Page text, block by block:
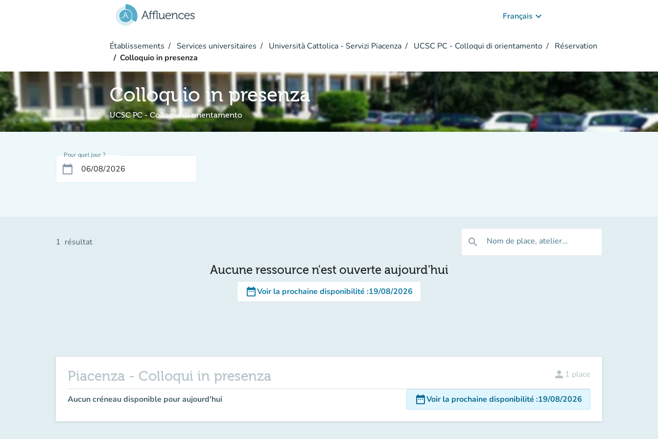
Français keyboard_arrow_down
Établissements Services universitaires Università Cattolica - Servizi Piacenza UCSC PC - Colloqui di orientamento
Réservation
Colloquio in presenza
Colloquio in presenza
UCSC PC - Colloqui di orientamento
Pour quel jour ?
calendar_today
1 résultat search Nom de place, atelier...
Aucune ressource n'est ouverte aujourd'hui
date_rangeVoir la prochaine disponibilité :19/08/2026
Piacenza - Colloqui in presenza person 1 place
Aucun créneau disponible pour aujourd'hui date_rangeVoir la prochaine disponibilité :19/08/2026